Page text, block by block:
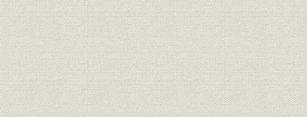
災害
狩野川台風による通信局別障害
状況
昭和34年
災害 主要災害(復旧計画5億円以上)
昭和34年
年度(1962